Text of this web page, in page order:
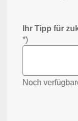
Ihr Tipp für
*)
Noch